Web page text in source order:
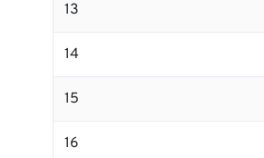
13
14
15
16